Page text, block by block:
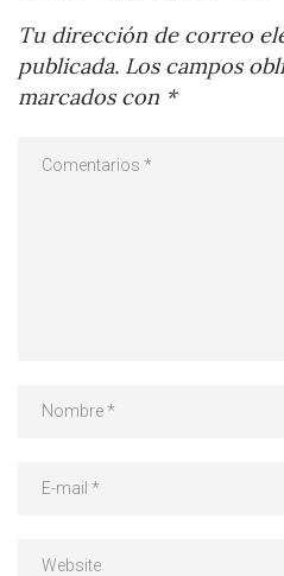
Tu dirección de correo
publicada. Los campos
marcados con *